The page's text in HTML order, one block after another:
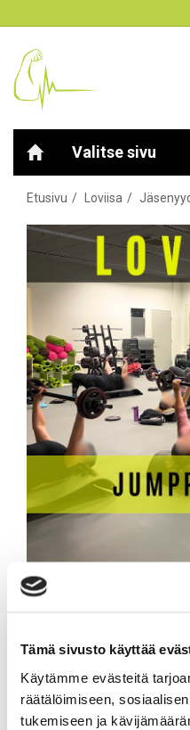
Tämä sivusto käyttää
Käytämme evästeitä
räätälöimiseen,
tukemiseen ja
Valitse sivu
Etusivu Loviisa
Jumppa-Syke
1 kpl Jumppa-Syke /
1 kpl Liittymismaksu
Ryhmäliikunnan rajaton
klo 04-24. Jäsenyys on
30 päivän irtisanomisajalla.